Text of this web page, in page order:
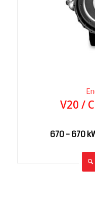
V20 /
670 – 670